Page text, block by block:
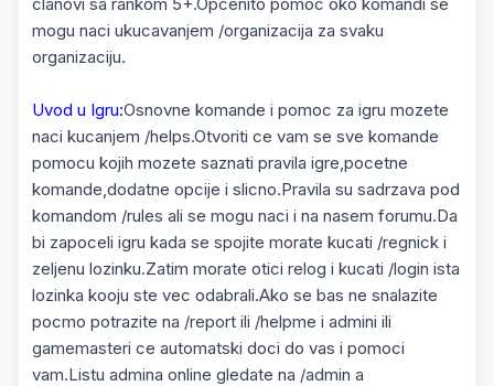
mogu naci ukucavanjem /organizacija za svaku
organizaciju.
Uvod u Igru:Osnovne komande i pomoc za igru mozete
naci kucanjem /helps.Otvoriti ce vam se sve komande
pomocu kojih mozete saznati pravila igre,pocetne
komande,dodatne opcije i slicno.Pravila su sadrzava pod
komandom /rules ali se mogu naci i na nasem forumu.Da
bi zapoceli igru kada se spojite morate kucati /regnick i
zeljenu lozinku.Zatim morate otici relog i kucati /login ista
lozinka kooju ste vec odabrali.Ako se bas ne snalazite
pocmo potrazite na /report ili /helpme i admini ili
gamemasteri ce automatski doci do vas i pomoci
vam.Listu admina online gledate na /admin a